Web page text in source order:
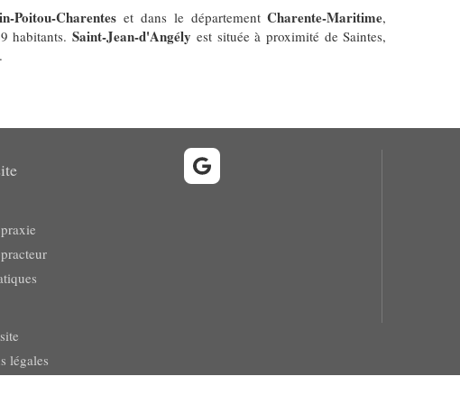
Poitou-Charentes et dans le départementCharente-Maritime,
habitants.Saint-Jean-d'Angély est située à proximité de Saintes,
légales
la conformité avec les réglementations. Personnalisez vos préférences pour contrôler la manière